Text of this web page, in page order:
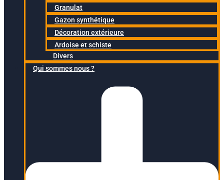
Granulat
Gazon synthétique
Décoration extérieure
Ardoise et schiste
Divers
Qui sommes nous ?